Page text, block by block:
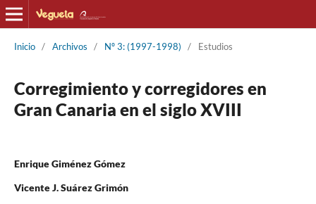
Inicio / Archivos / Nº 3: (1997-1998) / Estudios
Corregimiento y corregidores en
Gran Canaria en el siglo XVIII
Enrique Giménez Gómez
Vicente J. Suárez Grimón